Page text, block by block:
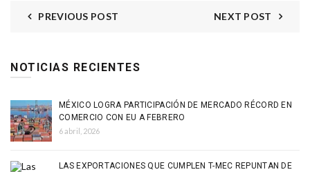
PREVIOUS POST NEXT POST
NOTICIAS RECIENTES
MÉXICO LOGRA PARTICIPACIÓN DE MERCADO RÉCORD EN
COMERCIO CON EU A FEBRERO
6 abril, 2026
LAS EXPORTACIONES QUE CUMPLEN T-MEC REPUNTAN DE